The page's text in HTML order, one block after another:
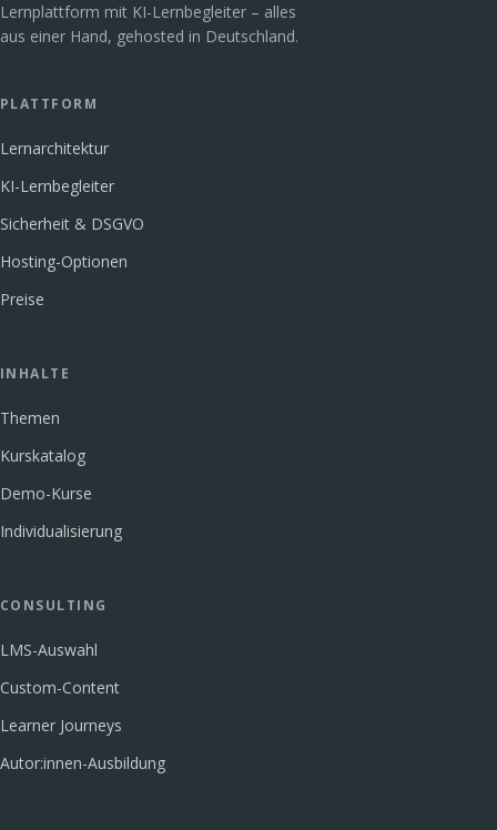
Lernplattform mit KI-Lernbegleiter – alles
aus einer Hand, gehosted in Deutschland.
PLATTFORM
Lernarchitektur
KI-Lernbegleiter
Sicherheit & DSGVO
Hosting-Optionen
Preise
INHALTE
Themen
Kurskatalog
Demo-Kurse
Individualisierung
CONSULTING
LMS-Auswahl
Custom-Content
Learner Journeys
Autor:innen-Ausbildung